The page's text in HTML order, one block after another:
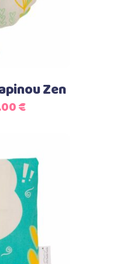
Zen
:
€.
€Le
est :
20.00 €.